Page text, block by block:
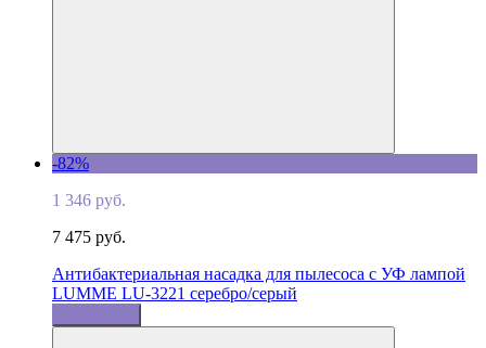
-82%
1 346 руб.
7 475 руб.
Антибактериальная насадка для пылесоса с УФ лампой
LUMME LU-3221 серебро/серый